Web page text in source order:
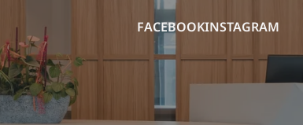
FACEBOOKINSTAGRAM